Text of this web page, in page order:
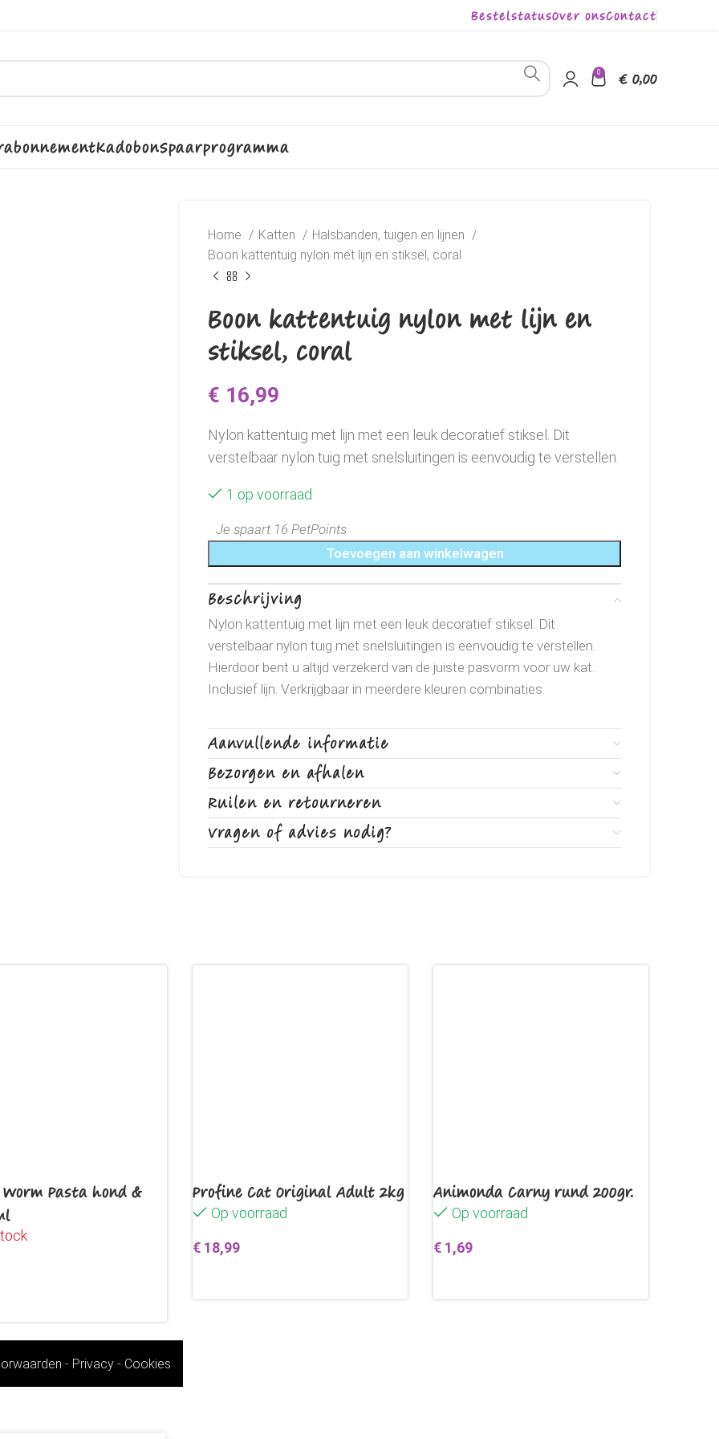
BestelstatusOver onsContact
0 € 0,00
KadobonSpaarprogramma
Home Katten
Halsbanden, tuigen en lijnen
Boon kattentuig nylon met lijn en stiksel, coral
Boon kattentuig nylon met lijn en
stiksel, coral
€ 16,99
Nylon kattentuig met lijn met een leuk decoratief stiksel. Dit
verstelbaar nylon tuig met snelsluitingen is eenvoudig te verstellen.
1 op voorraad
Je spaart 16 PetPoints
Toevoegen aan winkelwagen
Beschrijving
Nylon kattentuig met lijn met een leuk decoratief stiksel. Dit
verstelbaar nylon tuig met snelsluitingen is eenvoudig te verstellen.
Hierdoor bent u altijd verzekerd van de juiste pasvorm voor uw kat.
Inclusief lijn. Verkrijgbaar in meerdere kleuren combinaties.
Aanvullende informatie
Bezorgen en afhalen
Ruilen en retourneren
Vragen of advies nodig?
Worm Pasta hond &
Profine Cat Original Adult 2kg
Op voorraad
€ 18,99
Animonda Carny rund 200gr.
Op voorraad
€ 1,69
- Privacy - Cookies